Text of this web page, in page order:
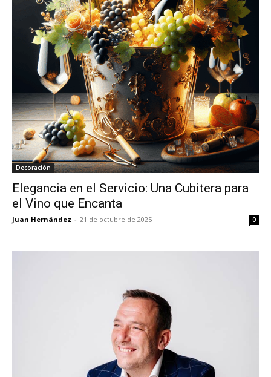
Decoración
Elegancia en el Servicio: Una Cubitera para
el Vino que Encanta
Juan Hernández - 21 de octubre de 2025 0